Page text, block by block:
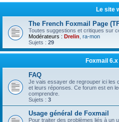
Le site
The French Foxmail Page
Toutes suggestions et critiques sur
Modérateurs : Drelin ra-mon
Sujets : 29
Foxmail
FAQ
Je vais essayer de regrouper ici les
et leurs réponses. Ce forum est en
comprendre.
Sujets : 3
Usage général de Foxmail
Pour traiter des problèmes liés à un